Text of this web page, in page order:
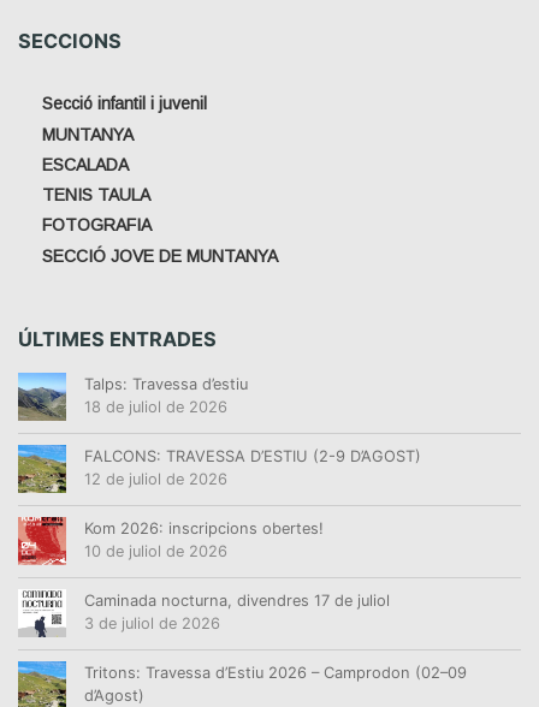
SECCIONS
Secció infantil i juvenil
MUNTANYA
ESCALADA
TENIS TAULA
FOTOGRAFIA
SECCIÓ JOVE DE MUNTANYA
ÚLTIMES ENTRADES
Talps: Travessa d’estiu
18 de juliol de 2026
FALCONS: TRAVESSA D’ESTIU (2-9 D’AGOST)
12 de juliol de 2026
Kom 2026: inscripcions obertes!
10 de juliol de 2026
Caminada nocturna, divendres 17 de juliol
3 de juliol de 2026
Tritons: Travessa d’Estiu 2026 – Camprodon (02–09
d’Agost)